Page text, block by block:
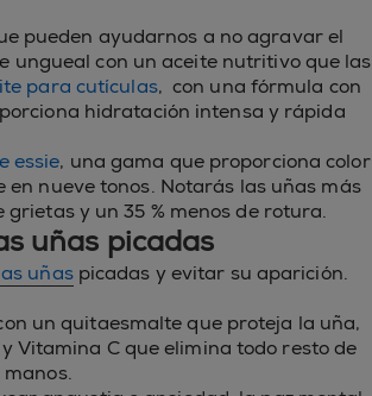
pueden ayudarnos a no agravar el
ungueal con un aceite nutritivo que las
para cutículas, con una fórmula con
hidratación intensa y rápida
essie, una gama que proporciona color
nueve tonos. Notarás las uñas más
y un 35 % menos de rotura.
uñas picadas
uñaspicadas y evitar su aparición.
un quitaesmalte que proteja la uña,
Vitamina C que elimina todo resto de